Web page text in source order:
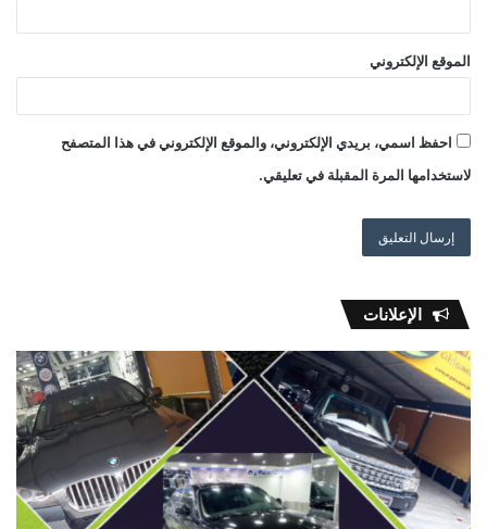
الموقع الإلكتروني
احفظ اسمي، بريدي الإلكتروني، والموقع الإلكتروني في هذا المتصفح
لاستخدامها المرة المقبلة في تعليقي.
الإعلانات